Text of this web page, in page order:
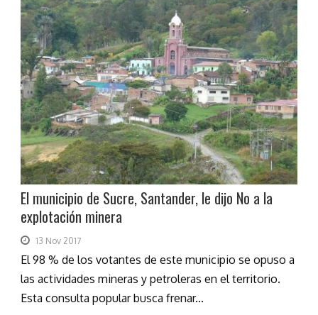
El municipio de Sucre, Santander, le dijo No a la
explotación minera
13 Nov 2017
El 98 % de los votantes de este municipio se opuso a
las actividades mineras y petroleras en el territorio.
Esta consulta popular busca frenar...